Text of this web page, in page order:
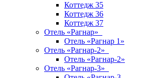
Коттедж 35
Коттедж 36
Коттедж 37
Отель «Рагнар»
Отель «Рагнар 1»
Отель «Рагнар-2»
Отель «Рагнар-2»
Отель «Рагнар-3»